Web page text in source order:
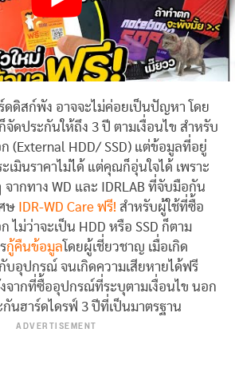
ดดิสก์พัง อาจจะไม่ค่อยเป็นปัญหา โดย
ก็จัดประกันให้ถึง 3 ปี ตามเงื่อนไข สำหรับ
(External HDD/ SSD) แต่ข้อมูลที่อยู่
เมินราคาไม่ได้ แต่คุณก็อุ่นใจได้ เพราะ
จากทาง WD และ IDRLAB ที่จับมือกัน
ษ
IDR-WD Care ฟรี! สำหรับผู้ใช้ที่ซื้อ
ไม่ว่าจะเป็น HDD หรือ SSD ก็ตาม
กู้คืนข้อมูลโดยผู้เชี่ยวชาญ เมื่อเกิด
บอุปกรณ์ จนเกิดความเสียหายได้ฟรี
งจากที่ซื้ออุปกรณ์ที่ระบุตามเงื่อนไข นอก
กันฮาร์ดไดรฟ์ 3 ปีที่เป็นมาตรฐาน
ADVERTISEMENT